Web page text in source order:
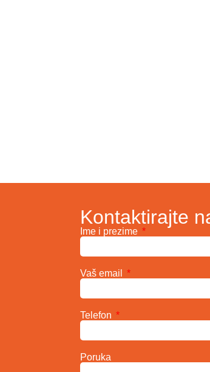
Kontaktirajte
Ime i prezime
Vaš email
Telefon
Poruka